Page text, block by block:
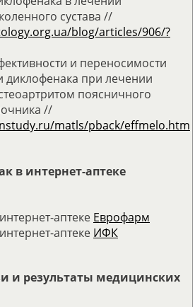
сустава //
blog/articles/906/?
и переносимости
диклофенака при лечении
поясничного
//
matls/pback/effmelo.htm
в интернет-аптеке
аптеке Еврофарм
аптеке ИФК
и результаты медицинских